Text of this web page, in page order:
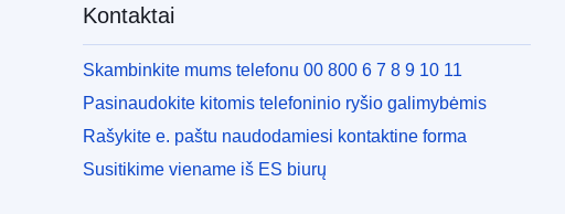
Kontaktai
Skambinkite mums telefonu 00 800 6 7 8 9 10 11
Pasinaudokite kitomis telefoninio ryšio galimybėmis
Rašykite e. paštu naudodamiesi kontaktine forma
Susitikime viename iš ES biurų